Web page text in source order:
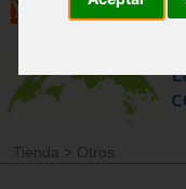
Tienda > Otros